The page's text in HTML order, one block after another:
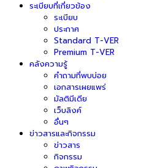
ระเบียบที่เกี่ยวข้อง
ระเบียบ
ประกาศ
Standard T-VER
Premium T-VER
คลังความรู้
คำถามที่พบบ่อย
เอกสารเผยแพร่
มัลติมีเดีย
เว็บลิงค์
อื่นๆ
ข่าวสารและกิจกรรม
ข่าวสาร
กิจกรรม